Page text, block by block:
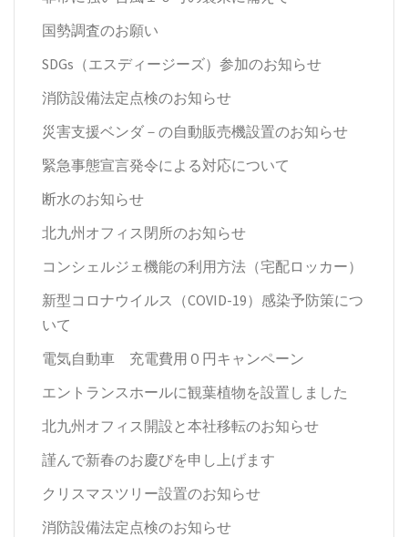
国勢調査のお願い
SDGs（エスディージーズ）参加のお知らせ
消防設備法定点検のお知らせ
災害支援ベンダ－の自動販売機設置のお知らせ
緊急事態宣言発令による対応について
断水のお知らせ
北九州オフィス閉所のお知らせ
コンシェルジェ機能の利用方法（宅配ロッカー）
新型コロナウイルス（COVID-19）感染予防策につ
いて
電気自動車 充電費用０円キャンペーン
エントランスホールに観葉植物を設置しました
北九州オフィス開設と本社移転のお知らせ
謹んで新春のお慶びを申し上げます
クリスマスツリー設置のお知らせ
消防設備法定点検のお知らせ